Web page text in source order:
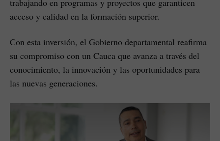
trabajando en programas y proyectos que garanticen
acceso y calidad en la formación superior.
Con esta inversión, el Gobierno departamental reafirma
su compromiso con un Cauca que avanza a través del
conocimiento, la innovación y las oportunidades para
las nuevas generaciones.